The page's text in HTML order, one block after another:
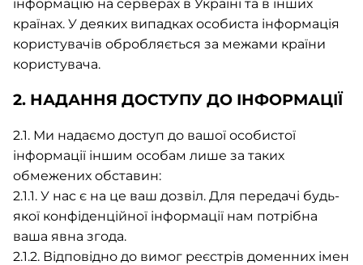
інформацію на серверах в Україні та в інших
країнах. У деяких випадках особиста інформація
користувачів обробляється за межами країни
користувача.
2. НАДАННЯ ДОСТУПУ ДО ІНФОРМАЦІЇ
2.1. Ми надаємо доступ до вашої особистої
інформації іншим особам лише за таких
обмежених обставин:
2.1.1. У нас є на це ваш дозвіл. Для передачі будь-
якої конфіденційної інформації нам потрібна
ваша явна згода.
2.1.2. Відповідно до вимог реєстрів доменних імен